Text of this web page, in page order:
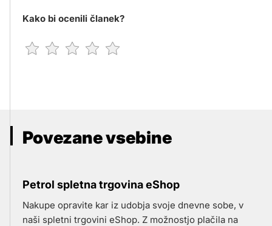
Kako bi ocenili članek?
Povezane vsebine
Petrol spletna trgovina eShop
Nakupe opravite kar iz udobja svoje dnevne sobe, v
naši spletni trgovini eShop. Z možnostjo plačila na